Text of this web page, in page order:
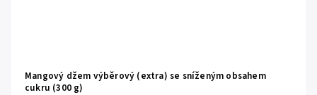
Mangový džem výběrový (extra) se sníženým obsahem
cukru (300 g)